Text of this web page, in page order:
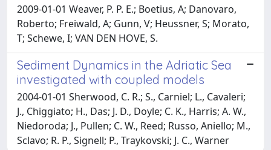
2009-01-01 Weaver, P. P. E.; Boetius, A; Danovaro,
Roberto; Freiwald, A; Gunn, V; Heussner, S; Morato,
T; Schewe, I; VAN DEN HOVE, S.
Sediment Dynamics in the Adriatic Sea
investigated with coupled models
2004-01-01 Sherwood, C. R.; S., Carniel; L., Cavaleri;
J., Chiggiato; H., Das; J. D., Doyle; C. K., Harris; A. W.,
Niedoroda; J., Pullen; C. W., Reed; Russo, Aniello; M.,
Sclavo; R. P., Signell; P., Traykovski; J. C., Warner